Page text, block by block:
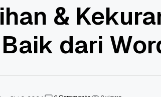
&
dari